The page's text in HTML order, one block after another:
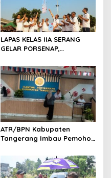
LAPAS KELAS IIA SERANG
GELAR PORSENAP,
DAN KEBERSAMAAN
ATR/BPN Kabupaten
Tangerang Imbau Pemohon
Berkas Mandek